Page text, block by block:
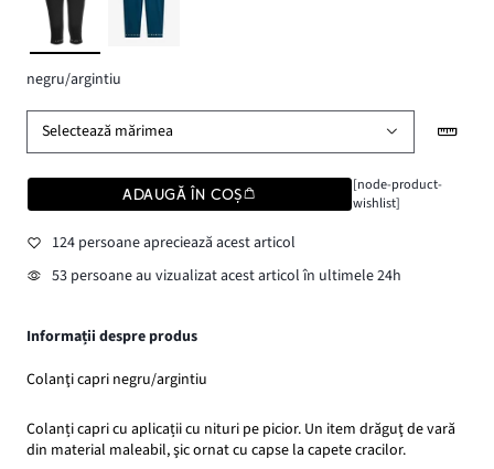
negru/argintiu
Selectează mărimea
ADAUGĂ ÎN COȘ
[node-product-
wishlist]
124 persoane apreciează acest articol
53 persoane au vizualizat acest articol în ultimele 24h
Informații despre produs
Colanţi capri negru/argintiu
Colanți capri cu aplicații cu nituri pe picior. Un item drăguţ de vară
din material maleabil, şic ornat cu capse la capete cracilor.